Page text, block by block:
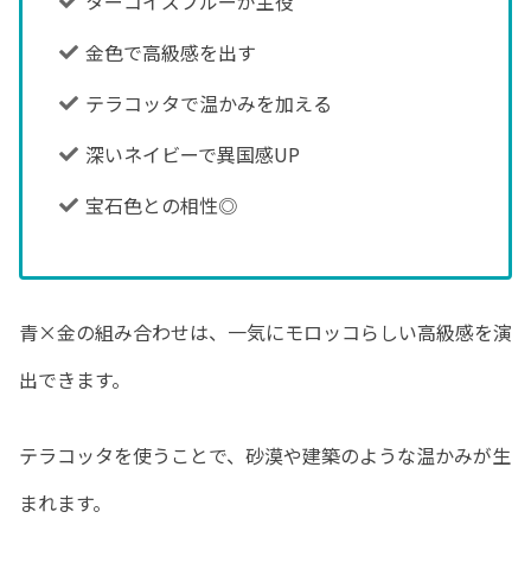
金色で高級感を出す
テラコッタで温かみを加える
深いネイビーで異国感UP
宝石色との相性◎
青×金の組み合わせは、一気にモロッコらしい高級感を演
出できます。
テラコッタを使うことで、砂漠や建築のような温かみが生
まれます。